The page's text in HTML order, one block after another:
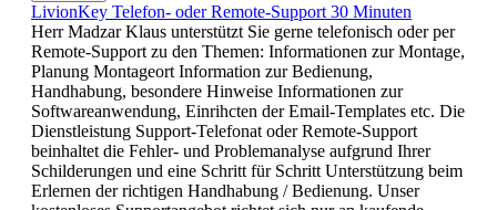
LivionKey Telefon- oder Remote-Support 30 Minuten
Herr Madzar Klaus unterstützt Sie gerne telefonisch oder per
Remote-Support zu den Themen: Informationen zur Montage,
Planung Montageort Information zur Bedienung,
Handhabung, besondere Hinweise Informationen zur
Softwareanwendung, Einrihcten der Email-Templates etc. Die
Dienstleistung Support-Telefonat oder Remote-Support
beinhaltet die Fehler- und Problemanalyse aufgrund Ihrer
Schilderungen und eine Schritt für Schritt Unterstützung beim
Erlernen der richtigen Handhabung / Bedienung. Unser